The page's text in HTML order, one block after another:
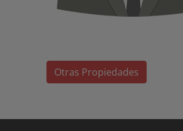
Otras Propiedades